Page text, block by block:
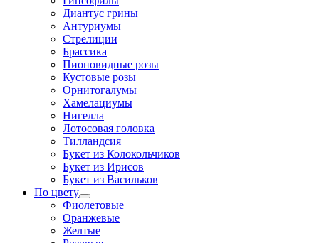
Диантус грины
Антуриумы
Стрелиции
Брассика
Пионовидные розы
Кустовые розы
Орнитогалумы
Хамелациумы
Нигелла
Лотосовая головка
Тилландсия
Букет из Колокольчиков
Букет из Ирисов
Букет из Васильков
По цвету
Фиолетовые
Оранжевые
Желтые